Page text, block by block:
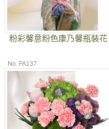
粉彩馨意粉色康乃馨瓶裝花
No. FA137